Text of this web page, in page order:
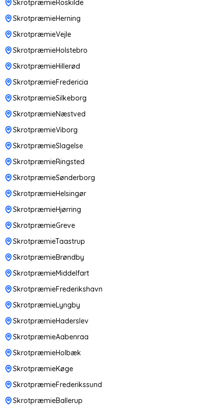
SkrotpræmieRoskilde
SkrotpræmieHerning
SkrotpræmieVejle
SkrotpræmieHolstebro
SkrotpræmieHillerød
SkrotpræmieFredericia
SkrotpræmieSilkeborg
SkrotpræmieNæstved
SkrotpræmieViborg
SkrotpræmieSlagelse
SkrotpræmieRingsted
SkrotpræmieSønderborg
SkrotpræmieHelsingør
SkrotpræmieHjørring
SkrotpræmieGreve
SkrotpræmieTaastrup
SkrotpræmieBrøndby
SkrotpræmieMiddelfart
SkrotpræmieFrederikshavn
SkrotpræmieLyngby
SkrotpræmieHaderslev
SkrotpræmieAabenraa
SkrotpræmieHolbæk
SkrotpræmieKøge
SkrotpræmieFrederikssund
SkrotpræmieBallerup